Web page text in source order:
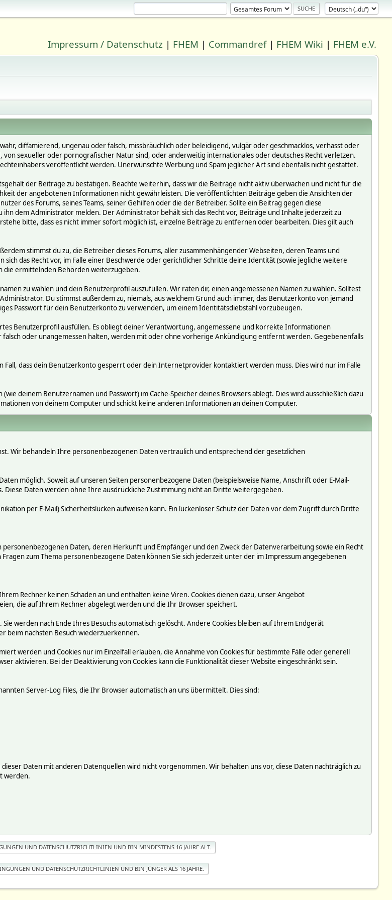
Impressum / Datenschutz | FHEM | Commandref| FHEM Wiki | FHEM e.V.
diffamierend, ungenau oder falsch, missbräuchlich oder beleidigend, vulgär oder geschmacklos, verhasst oder
sexueller oder pornografischer Natur sind, oder anderweitig internationales oder deutsches Recht verletzen.
veröffentlicht werden. Unerwünschte Werbung und Spam jeglicher Art sind ebenfalls nicht gestattet.
der Beiträge zu bestätigen. Beachte weiterhin, dass wir die Beiträge nicht aktiv überwachen und nicht für die
der angebotenen Informationen nicht gewährleisten. Die veröffentlichten Beiträge geben die Ansichten der
des Forums, seines Teams, seiner Gehilfen oder die der Betreiber. Sollte ein Beitrag gegen diese
dem Administrator melden. Der Administrator behält sich das Recht vor, Beiträge und Inhalte jederzeit zu
bitte, dass es nicht immer sofort möglich ist, einzelne Beiträge zu entfernen oder bearbeiten. Dies gilt auch
stimmst du zu, die Betreiber dieses Forums, aller zusammenhängender Webseiten, deren Teams und
das Recht vor, im Falle einer Beschwerde oder gerichtlicher Schritte deine Identität (sowie jegliche weitere
die ermittelnden Behörden weiterzugeben.
zu wählen und dein Benutzerprofil auszufüllen. Wir raten dir, einen angemessenen Namen zu wählen. Solltest
Du stimmst außerdem zu, niemals, aus welchem Grund auch immer, das Benutzerkonto von jemand
Passwort für dein Benutzerkonto zu verwenden, um einem Identitätsdiebstahl vorzubeugen.
Benutzerprofil ausfüllen. Es obliegt deiner Verantwortung, angemessene und korrekte Informationen
oder unangemessen halten, werden mit oder ohne vorherige Ankündigung entfernt werden. Gegebenenfalls
dass dein Benutzerkonto gesperrt oder dein Internetprovider kontaktiert werden muss. Dies wird nur im Falle
deinem Benutzernamen und Passwort) im Cache-Speicher deines Browsers ablegt. Dies wird ausschließlich dazu
von deinem Computer und schickt keine anderen Informationen an deinen Computer.
Wir behandeln Ihre personenbezogenen Daten vertraulich und entsprechend der gesetzlichen
möglich. Soweit auf unseren Seiten personenbezogene Daten (beispielsweise Name, Anschrift oder E-Mail-
Daten werden ohne Ihre ausdrückliche Zustimmung nicht an Dritte weitergegeben.
per E-Mail) Sicherheitslücken aufweisen kann. Ein lückenloser Schutz der Daten vor dem Zugriff durch Dritte
Daten, deren Herkunft und Empfänger und den Zweck der Datenverarbeitung sowie ein Recht
zum Thema personenbezogene Daten können Sie sich jederzeit unter der im Impressum angegebenen
Rechner keinen Schaden an und enthalten keine Viren. Cookies dienen dazu, unser Angebot
die auf Ihrem Rechner abgelegt werden und die Ihr Browser speichert.
werden nach Ende Ihres Besuchs automatisch gelöscht. Andere Cookies bleiben auf Ihrem Endgerät
beim nächsten Besuch wiederzuerkennen.
werden und Cookies nur im Einzelfall erlauben, die Annahme von Cookies für bestimmte Fälle oder generell
aktivieren. Bei der Deaktivierung von Cookies kann die Funktionalität dieser Website eingeschränkt sein.
Server-Log Files, die Ihr Browser automatisch an uns übermittelt. Dies sind:
Daten mit anderen Datenquellen wird nicht vorgenommen. Wir behalten uns vor, diese Daten nachträglich zu
werden.